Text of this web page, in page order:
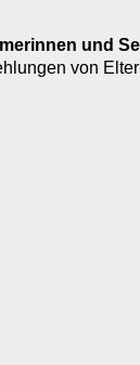
und
von